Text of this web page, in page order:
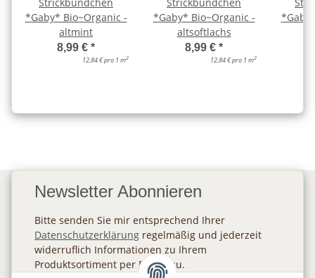
*Gaby* Bio~Organic -
altmint
8,99 € *
12,84 € pro 1 m2
*Gaby* Bio~Organic -
altsoftlachs
8,99 € *
12,84 € pro 1 m2
Newsletter Abonnieren
Bitte senden Sie mir entsprechend Ihrer
Datenschutzerklärung regelmäßig und jederzeit
widerruflich Informationen zu Ihrem
Produktsortiment per E-Mail zu.